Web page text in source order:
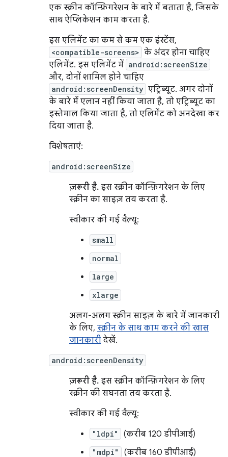
एक स्क्रीन कॉन्फ़िगरेशन के बारे में बताता है, जिसके
साथ ऐप्लिकेशन काम करता है.
इस एलिमेंट का कम से कम एक इंस्टेंस,
<compatible-screens> के अंदर होना चाहिए
एलिमेंट. इस एलिमेंट में android:screenSize
और, दोनों शामिल होने चाहिए
android:screenDensity एट्रिब्यूट. अगर दोनों
के बारे में एलान नहीं किया जाता है, तो एट्रिब्यूट का
इस्तेमाल किया जाता है, तो एलिमेंट को अनदेखा कर
दिया जाता है.
विशेषताएं:
android:screenSize
ज़रूरी है. इस स्क्रीन कॉन्फ़िगरेशन के लिए
स्क्रीन का साइज़ तय करता है.
स्वीकार की गई वैल्यू:
small
normal
large
xlarge
अलग-अलग स्क्रीन साइज़ के बारे में जानकारी
के लिए, स्क्रीन के साथ काम करने की खास
जानकारी देखें.
android:screenDensity
ज़रूरी है. इस स्क्रीन कॉन्फ़िगरेशन के लिए
स्क्रीन की सघनता तय करता है.
स्वीकार की गई वैल्यू:
"ldpi" (करीब 120 डीपीआई)
"mdpi" (करीब 160 डीपीआई)